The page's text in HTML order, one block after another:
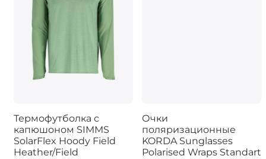
Термофутболка с
капюшоном SIMMS
SolarFlex Hoody Field
Heather/Field
Очки
поляризационные
KORDA Sunglasses
Polarised Wraps Standart